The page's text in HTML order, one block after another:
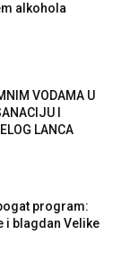
alkohola
VODAMA U
I
LANCA
program:
i blagdan Velike